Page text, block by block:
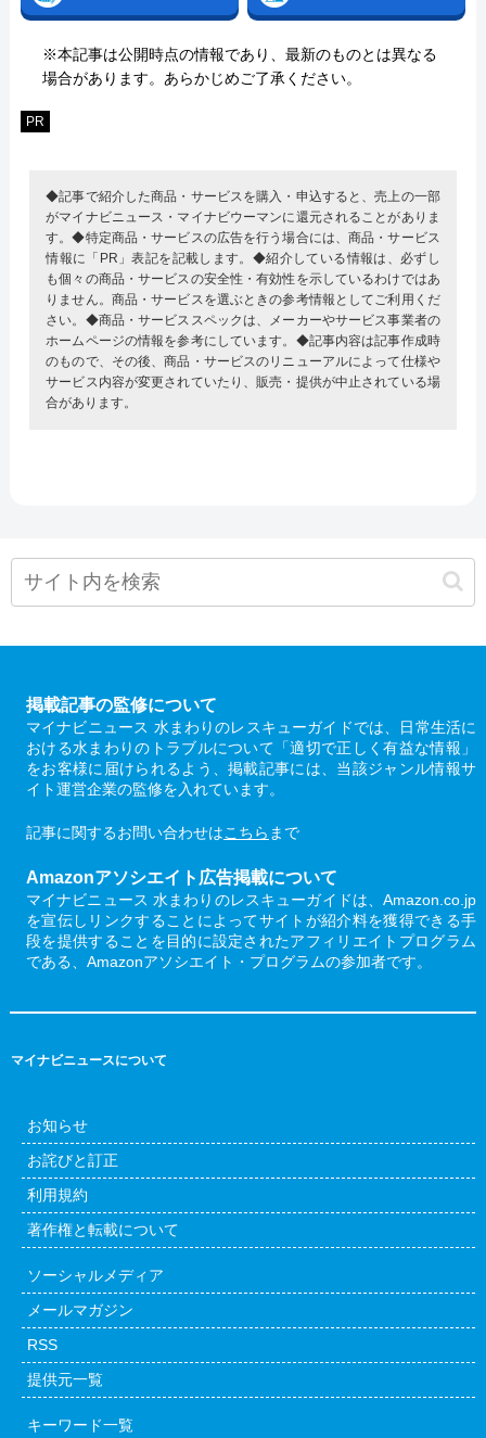
※本記事は公開時点の情報であり、最新のものとは異なる
場合があります。あらかじめご了承ください。
PR
◆記事で紹介した商品・サービスを購入・申込すると、売上の一部
がマイナビニュース・マイナビウーマンに還元されることがありま
す。◆特定商品・サービスの広告を行う場合には、商品・サービス
情報に「PR」表記を記載します。◆紹介している情報は、必ずし
も個々の商品・サービスの安全性・有効性を示しているわけではあ
りません。商品・サービスを選ぶときの参考情報としてご利用くだ
さい。◆商品・サービススペックは、メーカーやサービス事業者の
ホームページの情報を参考にしています。◆記事内容は記事作成時
のもので、その後、商品・サービスのリニューアルによって仕様や
サービス内容が変更されていたり、販売・提供が中止されている場
合があります。
掲載記事の監修について
マイナビニュース 水まわりのレスキューガイドでは、日常生活に
おける水まわりのトラブルについて「適切で正しく有益な情報」
をお客様に届けられるよう、掲載記事には、当該ジャンル情報サ
イト運営企業の監修を入れています。
記事に関するお問い合わせはこちら まで
Amazonアソシエイト広告掲載について
マイナビニュース 水まわりのレスキューガイドは、Amazon.co.jp
を宣伝しリンクすることによってサイトが紹介料を獲得できる手
段を提供することを目的に設定されたアフィリエイトプログラム
である、Amazonアソシエイト・プログラムの参加者です。
マイナビニュースについて
お知らせ
お詫びと訂正
利用規約
著作権と転載について
ソーシャルメディア
メールマガジン
RSS
提供元一覧
キーワード一覧